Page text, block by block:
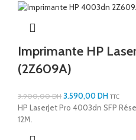
Imprimante HP
(2Z609A)
3.900,00DH 3.590,00DH TTC
HP LaserJet Pro 4003dn SFP
12M.